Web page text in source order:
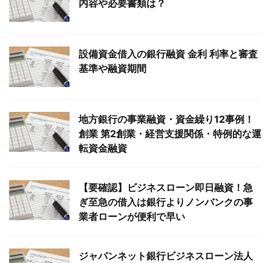
内容や必要書類は？
設備資金借入の銀行融資 金利 利率と審査
基準や融資期間
地方銀行の事業融資・資金繰り12事例！
創業 第2創業・経営支援関係・特例的な運
転資金融資
【要確認】ビジネスローン即日融資！急
ぎ至急の借入は銀行よりノンバンクの事
業者ローンが便利で早い
ジャパンネット銀行ビジネスローン法人